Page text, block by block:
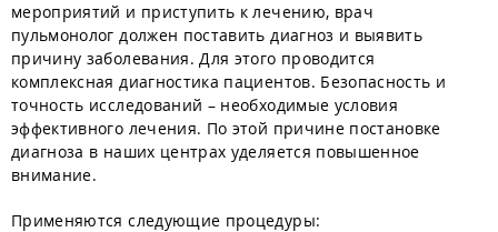
мероприятий и приступить к лечению, врач
пульмонолог должен поставить диагноз и выявить
причину заболевания. Для этого проводится
комплексная диагностика пациентов. Безопасность и
точность исследований – необходимые условия
эффективного лечения. По этой причине постановке
диагноза в наших центрах уделяется повышенное
внимание.
Применяются следующие процедуры: